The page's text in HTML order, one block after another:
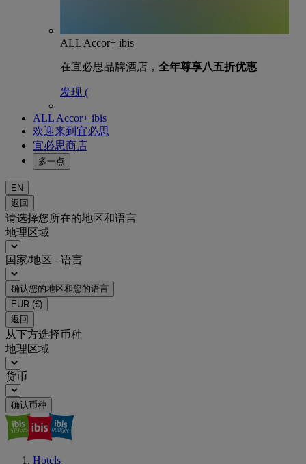
ALL Accor+ ibis
在宜必思品牌酒店， 全年尊享八五折优惠
发现 (
ALL Accor+ ibis
欢迎来到宜必思
宜必思商店
多一点
EN
返回
请选择您所在的地区和语言
地理区域
国家/地区 - 语言
确认您的地区和您的语言
EUR (€)
返回
从下方选择币种
地理区域
货币
确认币种
Hotels